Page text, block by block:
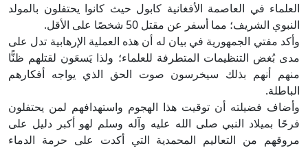
العلماء في العاصمة الأفغانية كابول حيث كانوا يحتفلون بالمولد
النبوي الشريف؛ مما أسفر عن مقتل 50 شخصًا على الأقل.
وأكد مفتي الجمهورية في بيان له أن هذه العملية الإرهابية تدل على
مدى بُغض التنظيمات المتطرفة للعلماء؛ ولذا يَسعَون لقتلهم ظنًّا
منهم أنهم بذلك سيخرسون صوت الحق الذي يواجه أفكارهم
الباطلة.
وأضاف فضيلته أن توقيت هذا الهجوم واستهدافهم لمن يحتفلون
فرحًا بميلاد النبي صلى الله عليه وآله وسلم لهو أكبر دليل على
مروقهم من التعاليم المحمدية التي أكدت على حرمة الدماء